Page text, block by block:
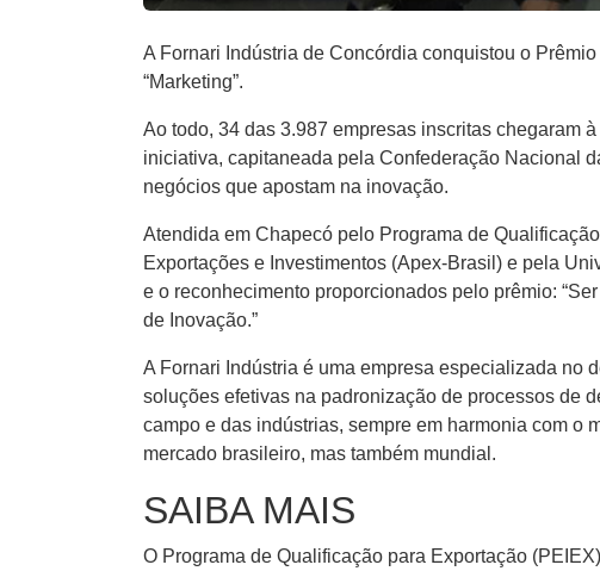
A Fornari Indústria de Concórdia conquistou o
“Marketing”.
Ao todo, 34 das 3.987 empresas inscritas chegaram
iniciativa, capitaneada pela Confederação Nacional
negócios que apostam na inovação.
Atendida em Chapecó pelo Programa de
Exportações e Investimentos (Apex-Brasil) e pela
e o reconhecimento proporcionados pelo prêmio:
de Inovação.”
A Fornari Indústria é uma empresa especializada no
soluções efetivas na padronização de processos de
campo e das indústrias, sempre em harmonia com
mercado brasileiro, mas também mundial.
SAIBA MAIS
O Programa de Qualificação para Exportação